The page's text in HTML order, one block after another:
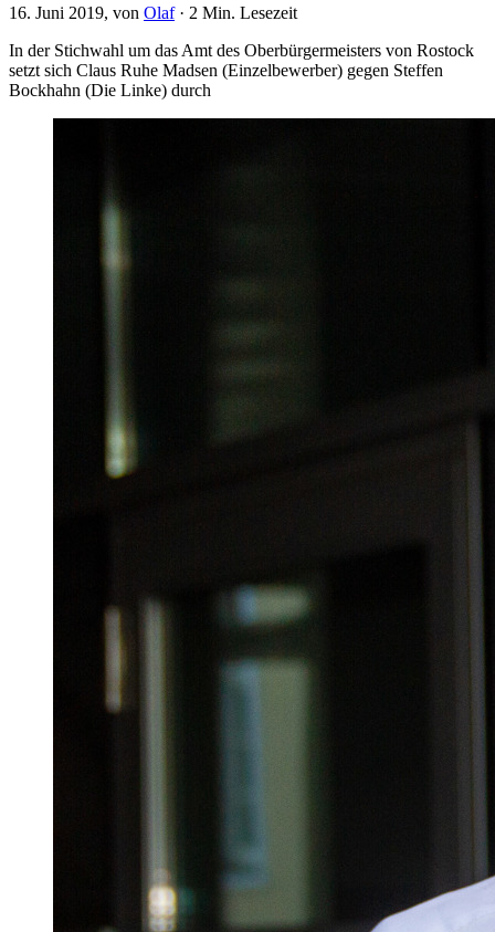
16. Juni 2019, von Olaf· 2 Min. Lesezeit
In der Stichwahl um das Amt des Oberbürgermeisters von Rostock
setzt sich Claus Ruhe Madsen (Einzelbewerber) gegen Steffen
Bockhahn (Die Linke) durch